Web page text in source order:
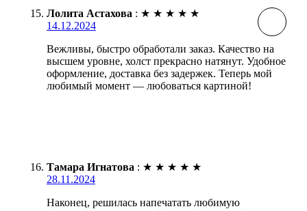
Лолита Астахова : ★ ★ ★ ★ ★
14.12.2024
Вежливы, быстро обработали заказ. Качество на
высшем уровне, холст прекрасно натянут. Удобное
оформление, доставка без задержек. Теперь мой
любимый момент — любоваться картиной!
Тамара Игнатова : ★ ★ ★ ★ ★
28.11.2024
Наконец, решилась напечатать любимую